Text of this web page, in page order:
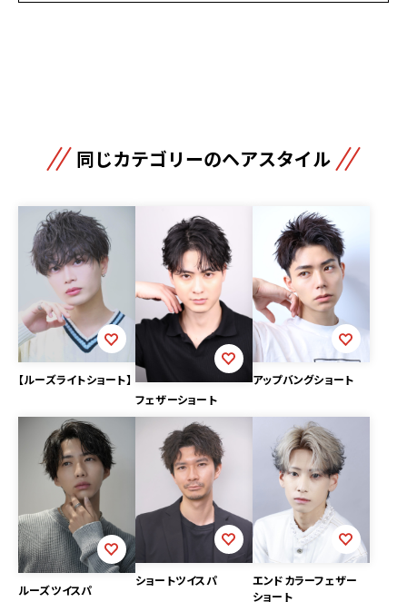
同じカテゴリーのヘアスタイル
【ルーズライトショート】
フェザーショート
アップバングショート
ルーズツイスパ
ショートツイスパ
エンドカラーフェザー
ショート